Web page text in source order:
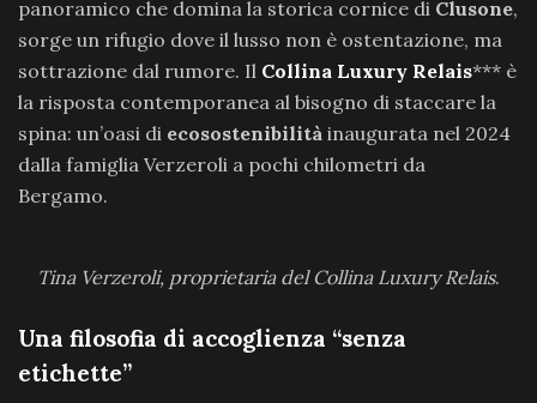
panoramico che domina la storica cornice di Clusone,
sorge un rifugio dove il lusso non è ostentazione, ma
sottrazione dal rumore. Il Collina Luxury Relais*** è
la risposta contemporanea al bisogno di staccare la
spina: un’oasi di ecosostenibilità inaugurata nel 2024
dalla famiglia Verzeroli a pochi chilometri da
Bergamo.
Tina Verzeroli, proprietaria del Collina Luxury Relais.
Una filosofia di accoglienza “senza
etichette”